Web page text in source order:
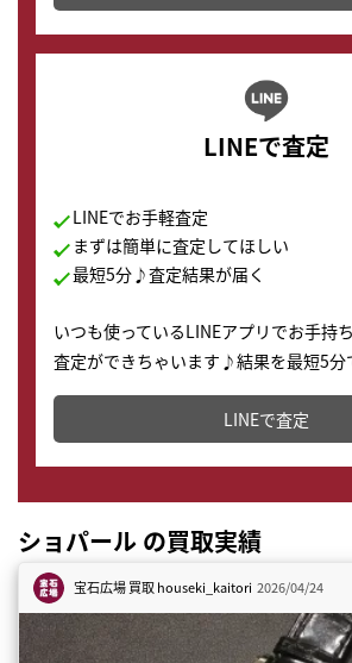
LINEで査定
LINEでお手軽査定
まずは簡単に査定してほしい
最短5分♪査定結果が届く
いつも使っているLINEアプリでお手持
査定ができちゃいます♪結果を最短5分
どこからでもすぐに査定金額を知るこ
LINEで査定
ショパール の買取実績
宝石広場 買取houseki_kaitori 2026/04/24